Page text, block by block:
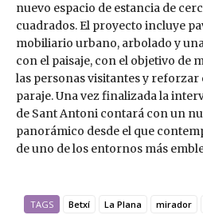
nuevo espacio de estancia de
cuadrados. El proyecto incluye
mobiliario urbano, arbolado y
con el paisaje, con el objetivo de
las personas visitantes y reforzar
paraje. Una vez finalizada la
de Sant Antoni contará con un
panorámico desde el que
de uno de los entornos más
TAGS Betxí La Plana mirador